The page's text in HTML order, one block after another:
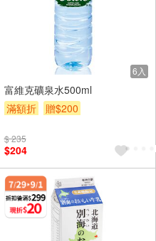
6入
富維克礦泉水500ml
滿額折
贈$200
$ 235
$204